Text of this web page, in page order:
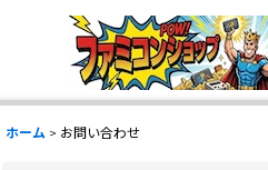
ホーム > お問い合わせ